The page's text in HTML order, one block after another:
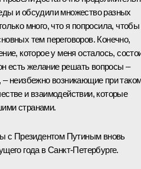
и обсудили множество разных
много, что я попросила, чтобы
тем переговоров. Конечно,
которое у меня осталось,
есть желание решать вопросы –
неизбежно возникающие при
и взаимодействии, которые
странами.
с Президентом Путиным вновь
года в Санкт-Петербурге.